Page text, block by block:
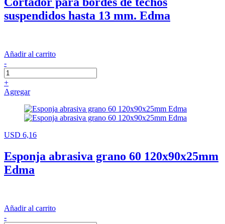
suspendidos hasta 13 mm. Edma
Añadir al carrito
-
+
Agregar
USD 6,16
Esponja abrasiva grano 60 120x90x25mm
Edma
Añadir al carrito
-